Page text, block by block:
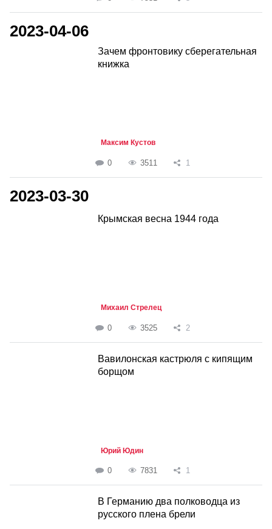
2023-04-06
Зачем фронтовику сберегательная
книжка
Максим Кустов
0 3511 1
2023-03-30
Крымская весна 1944 года
Михаил Стрелец
0 3525 2
Вавилонская кастрюля с кипящим
борщом
Юрий Юдин
0 7831 1
В Германию два полководца из
русского плена брели